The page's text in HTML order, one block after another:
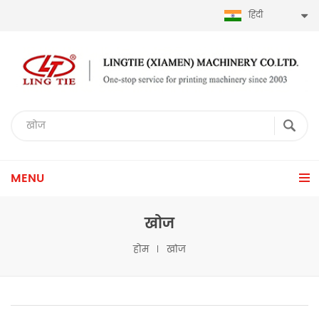
हिंदी
MENU
खोज
होम खोज